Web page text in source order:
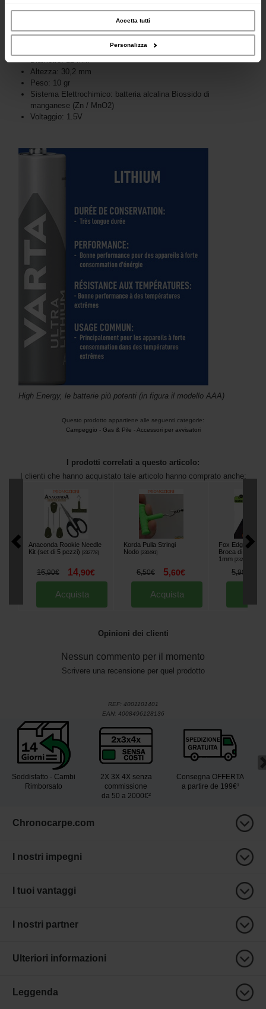
occupano di analisi dei dati web, pubblicità e social media, i quali potrebbero
combinarle con altre informazioni che hai fornito loro o che hanno raccolto dal
Accetta tutti
Personalizza
Tipo: MN9100
Altezza: 30,2 mm
Peso: 10 gr
Sistema Elettrochimico: batteria alcalina Biossido di
manganese (Zn / MnO2)
Voltaggio: 1.5V
High Energy, le batterie più potenti (in figura il modello AAA)
Questo prodotto appartiene alle seguenti categorie:
Campeggio - Gas & Pile -Accessori per avvisatori
I prodotti correlati a questo articolo:
I clienti che hanno acquistato tale articolo hanno comprato anche:
Anaconda Rookie Needle
Kit (set di 5 pezzi)
[232778]
16,90€ 14,90€
Acquista
Korda Pulla Stringi
Nodo [230491]
6,50€ 5,60€
Acquista
Fox Edges
Broca di
1mm [232540
5,90
Opinioni dei clienti
Nessun commento per il momento
Scrivere una recensione per quel prodotto
REF: 4001101401
EAN: 4008496128136
Soddisfatto - Cambi
Rimborsato
2X 3X 4X senza
commissione
da 50 a 2000€²
Consegna OFFERTA
a partire de 199€¹
Chronocarpe.com
I nostri impegni
I tuoi vantaggi
I nostri partner
Ulteriori informazioni
Leggenda